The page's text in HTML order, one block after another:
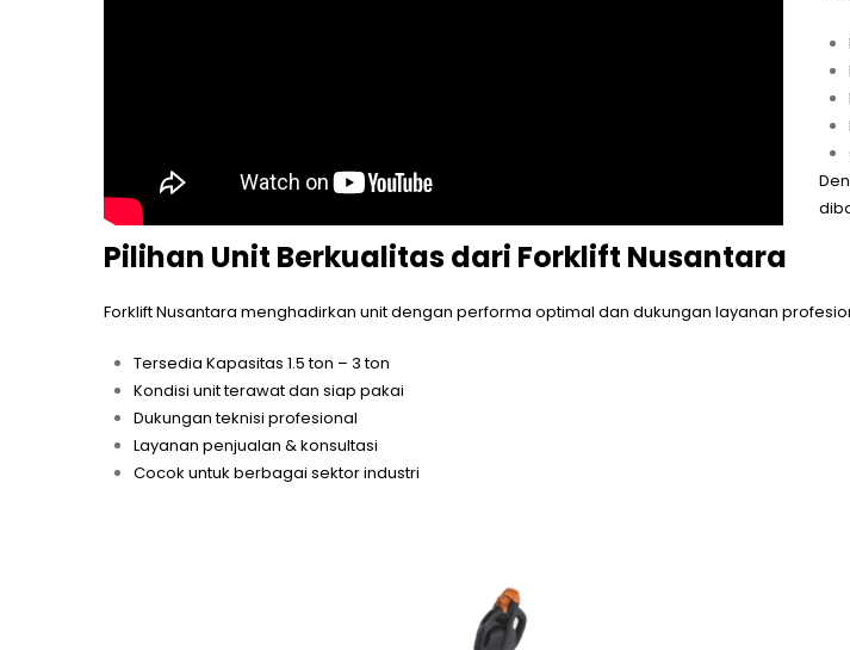
Pilihan Unit Berkualitas dari Forklift Nusantara
Forklift Nusantara menghadirkan unit dengan performa optimal dan dukungan layanan
Tersedia Kapasitas 1.5 ton – 3 ton
Kondisi unit terawat dan siap pakai
Dukungan teknisi profesional
Layanan penjualan & konsultasi
Cocok untuk berbagai sektor industri